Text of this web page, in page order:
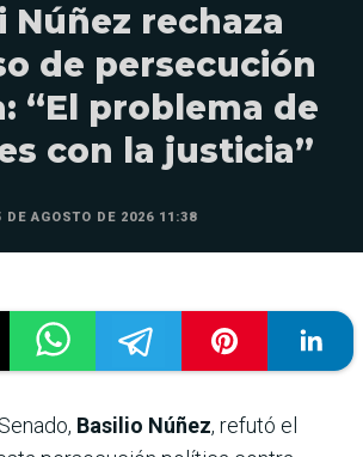
Núñez rechaza
de persecución
“El problema de
con la justicia”
DE AGOSTO DE 2026 11:38
Basilio Núñez, refutó el